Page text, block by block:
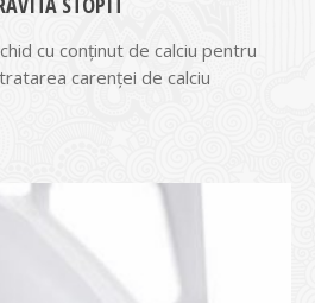
cu conţinut de calciu pentru
carenţei de calciu